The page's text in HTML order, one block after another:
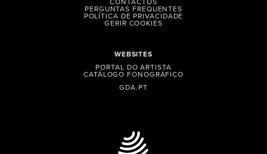
WEBSITES
PORTAL DO ARTISTA
CATÁLOGO FONOGRÁFICO
GDA.PT
PERGUNTAS FREQUENTES
POLÍTICA DE PRIVACIDADE
GERIR COOKIES